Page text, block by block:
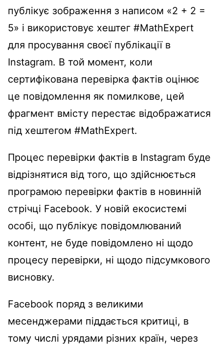
публікує зображення з написом «2 + 2 =
5» і використовує хештег #MathExpert
для просування своєї публікації в
Instagram. В той момент, коли
сертифікована перевірка фактів оцінює
це повідомлення як помилкове, цей
фрагмент вмісту перестає відображатися
під хештегом #MathExpert.
Процес перевірки фактів в Instagram буде
відрізнятися від того, що здійснюється
програмою перевірки фактів в новинній
стрічці Facebook. У новій екосистемі
особі, що публікує повідомлюваний
контент, не буде повідомлено ні щодо
процесу перевірки, ні щодо підсумкового
висновку.
Facebook поряд з великими
месенджерами піддається критиці, в
тому числі урядами різних країн, через